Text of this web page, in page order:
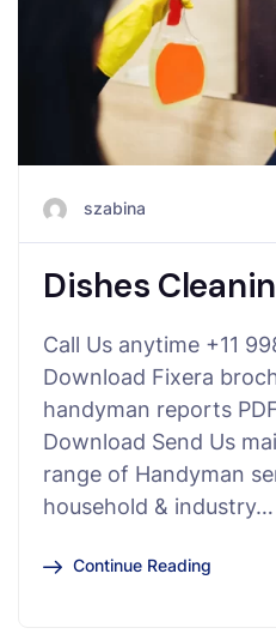
szabina
Dishes
Call Us anytime +11
Download Fixera
handyman reports
Download Send Us
range of Handyman
household & industry…
Continue Reading